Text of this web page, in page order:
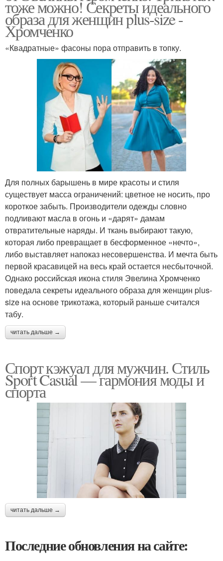
тоже можно! Секреты идеального
образа для женщин plus-size -
Хромченко
«Квадратные» фасоны пора отправить в топку.
Для полных барышень в мире красоты и стиля
существует масса ограничений: цветное не носить, про
короткое забыть. Производители одежды словно
подливают масла в огонь и «дарят» дамам
отвратительные наряды. И ткань выбирают такую,
которая либо превращает в бесформенное «нечто»,
либо выставляет напоказ несовершенства. И мечта быть
первой красавицей на весь край остается несбыточной.
Однако российская икона стиля Эвелина Хромченко
поведала секреты идеального образа для женщин plus-
size на основе трикотажа, который раньше считался
табу.
читать дальше →
Спорт кэжуал для мужчин. Стиль
Sport Casual — гармония моды и
спорта
читать дальше →
Последние обновления на сайте: